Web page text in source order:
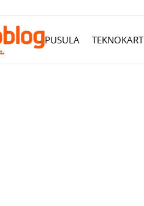
PUSULA TEKNOKART